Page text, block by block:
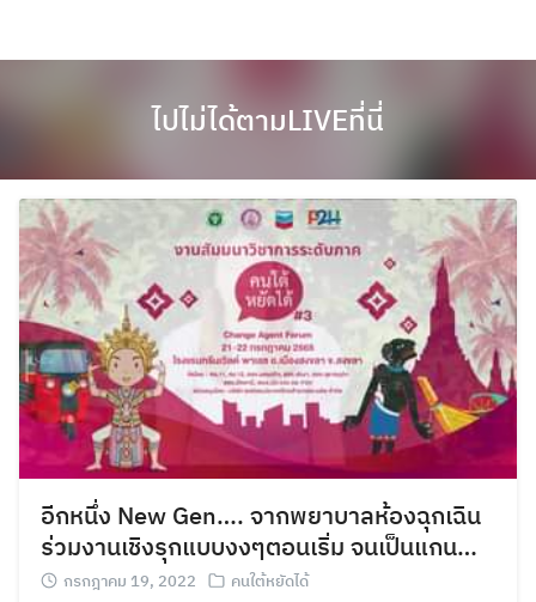
ไปไม่ได้ตามLIVEที่นี่
อีกหนึ่ง New Gen…. จากพยาบาลห้องฉุกเฉิน
ร่วมงานเชิงรุกแบบงงๆตอนเริ่ม จนเป็นแกน…
กรกฎาคม 19, 2022 คนใต้หยัดได้